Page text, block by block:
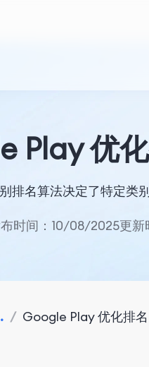
Play 优
排名算法决定了特定类
时间：10/08/2025更
/ Google Play 优化排